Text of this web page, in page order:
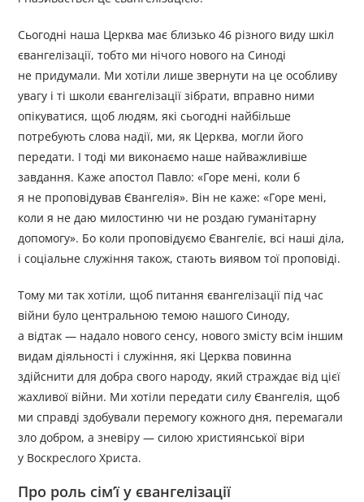
Сьогодні наша Церква має близько 46 різного виду шкіл
євангелізації, тобто ми нічого нового на Синоді
не придумали. Ми хотіли лише звернути на це особливу
увагу і ті школи євангелізації зібрати, вправно ними
опікуватися, щоб людям, які сьогодні найбільше
потребують слова надії, ми, як Церква, могли його
передати. І тоді ми виконаємо наше найважливіше
завдання. Каже апостол Павло: «Горе мені, коли б
я не проповідував Євангелія». Він не каже: «Горе мені,
коли я не даю милостиню чи не роздаю гуманітарну
допомогу». Бо коли проповідуємо Євангеліє, всі наші діла,
і соціальне служіння також, стають виявом тої проповіді.
Тому ми так хотіли, щоб питання євангелізації під час
війни було центральною темою нашого Синоду,
а відтак — надало нового сенсу, нового змісту всім іншим
видам діяльності і служіння, які Церква повинна
здійснити для добра свого народу, який страждає від цієї
жахливої війни. Ми хотіли передати силу Євангелія, щоб
ми справді здобували перемогу кожного дня, перемагали
зло добром, а зневіру — силою християнської віри
у Воскреслого Христа.
Про роль сім’ї у євангелізації